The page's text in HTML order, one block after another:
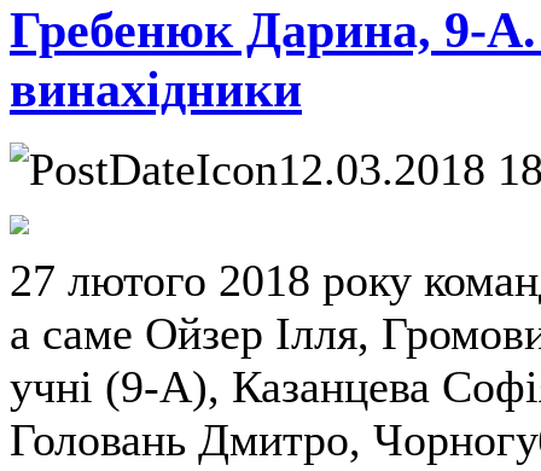
Гребенюк Дарина, 9-
винахідники
12.03.2018
27 лютого 2018 року
а саме Ойзер Ілля,
учні (9-А), Казанцева
Головань Дмитро,